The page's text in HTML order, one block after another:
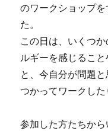
のワークショップ
た。
この日は、いくつ
ルギーを感じるこ
と、今自分が問題
つかってワークした
参加した方たちから